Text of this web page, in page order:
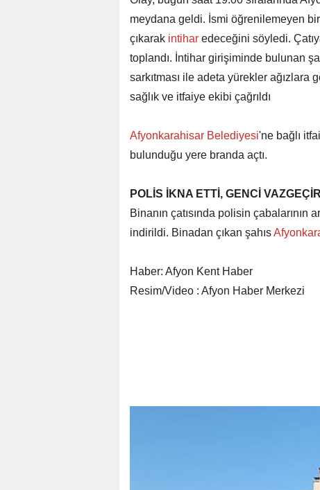
meydana geldi. İsmi öğrenilemeyen
çıkarak intihar edeceğini söyledi.
toplandı. İntihar girişiminde bulunan
sarkıtması ile adeta yürekler ağızlara
sağlık ve itfaiye ekibi çağrıldı
Afyonkarahisar Belediyesi'ne bağlı
bulunduğu yere branda açtı.
POLİS İKNA ETTİ, GENCİ
Binanın çatısında polisin
indirildi. Binadan çıkan şahıs
Haber: Afyon Kent Haber
Resim/Video : Afyon Haber Merkezi